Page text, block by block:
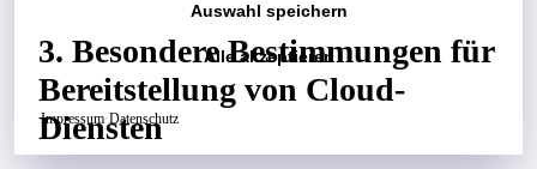
3. Besondere Bestimmungen für
Bereitstellung von Cloud-
Diensten
Auswahl speichern
Alle akzeptieren
Impressum·Datenschutz